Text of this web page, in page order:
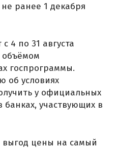
ранее 1 декабря
4 по 31 августа
объёмом
госпрограммы.
об условиях
у официальных
участвующих в
выгод цены на самый